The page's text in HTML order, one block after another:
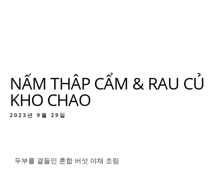
NẤM THÂP CẨM & RAU CỦ
KHO CHAO
2023년 9월 29일
두부를 곁들인 혼합 버섯 야채 조림